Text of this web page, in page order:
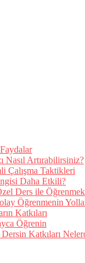
Nasıl Artırabilirsiniz?
Çalışma Taktikleri
Daha Etkili?
Ders ile Öğrenmek
Öğrenmenin
Katkıları
Öğrenin
Katkıları